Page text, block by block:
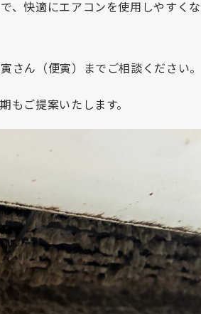
、快適にエアコンを使用しやすくな
さん（便寅）までご相談ください。
もご提案いたします。